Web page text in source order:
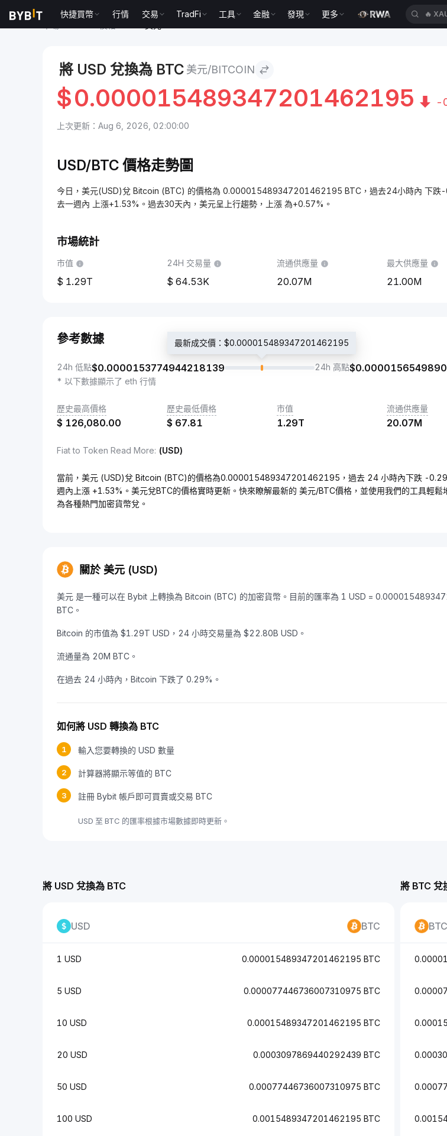
快捷買幣 行情 交易 TradFi 工具 金融 發現 更多 🔥
將 USD 兌換為 BTC 美元/BITCOIN
$0.000015489347201462195 -
上次更新：Aug 6, 2026, 02:00:00
USD/BTC 價格走勢圖
今日，美元(USD)兌 Bitcoin (BTC) 的價格為 0.000015489347201462195 BTC，過去24小時內 下跌
去一週內 上漲+1.53%。過去30天內，美元呈上行趨勢，上漲 為+0.57%。
市場統計
市值
1.29T
24H 交易量
64.53K
流通供應量
20.07M
最大供應量
21.00M
參考數據
24h 低點$0.0000153774944218139
最新成交價：$0.000015489347201462195
24h 高點$
* 以下數據顯示了 eth 行情
歷史最高價格
$ 126,080.00
歷史最低價格
$ 67.81
市值
1.29T
流通供應量
20.07M
Fiat to Token Read More: (USD)
當前，美元 (USD)兌 Bitcoin (BTC)的價格為0.000015489347201462195，過去 24 小時內下跌 -
週內上漲 +1.53%。美元兌BTC的價格實時更新。快來瞭解最新的 美元/BTC價格，並使用我們的工具輕鬆
為各種熱門加密貨幣兌。
關於 美元 (USD)
美元 是一種可以在 Bybit 上轉換為 Bitcoin (BTC) 的加密貨幣。目前的匯率為 1 USD =
BTC。
Bitcoin 的市值為 $1.29T USD，24 小時交易量為 $22.80B USD。
流通量為 20M BTC。
在過去 24 小時內，Bitcoin 下跌了 0.29%。
如何將 USD 轉換為 BTC
1 輸入您要轉換的 USD 數量
2 計算器將顯示等值的 BTC
3 註冊 Bybit 帳戶即可買賣或交易 BTC
USD 至 BTC 的匯率根據市場數據即時更新。
將 BTC 兌
BTC
將 USD 兌換為 BTC
USD BTC
1 USD 0.000015489347201462195 BTC
5 USD 0.000077446736007310975 BTC
10 USD 0.00015489347201462195 BTC
20 USD 0.0003097869440292439 BTC
50 USD 0.00077446736007310975 BTC
100 USD 0.0015489347201462195 BTC